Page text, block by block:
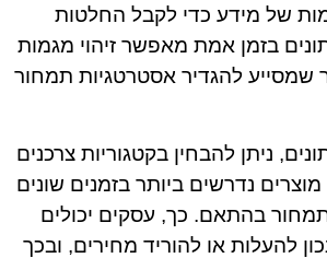
של מידע כדי לקבל החלטות
בזמן אמת מאפשר זיהוי מגמות
שמסייע להגדיר אסטרטגיות תמחור
ניתן להבחין בקטגוריות צרכנים
מוצרים נדרשים ביותר בזמנים שונים
בהתאם. כך, עסקים יכולים
להעלות או להוריד מחירים, ובכך